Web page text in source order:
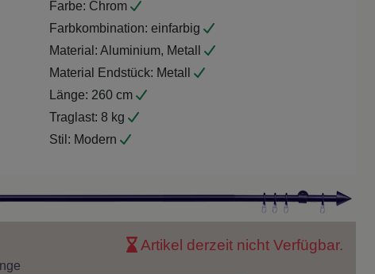
Farbe: Chrom
Farbkombination: einfarbig
Material: Aluminium, Metall
Material Endstück: Metall
Länge: 260 cm
Traglast: 8 kg
Stil: Modern
Artikel derzeit nicht Verfügbar.